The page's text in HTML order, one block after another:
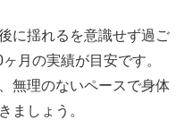
に揺れるを意識せず過ご
月の実績が目安です。
無理のないペースで身体
ましょう。